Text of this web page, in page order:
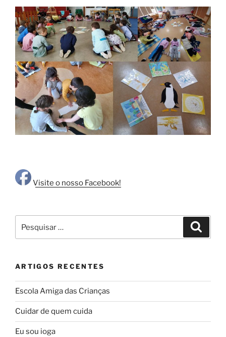
Visite o nosso Facebook!
por:
ARTIGOS RECENTES
Escola Amiga das Crianças
Cuidar de quem cuida
Eu sou ioga